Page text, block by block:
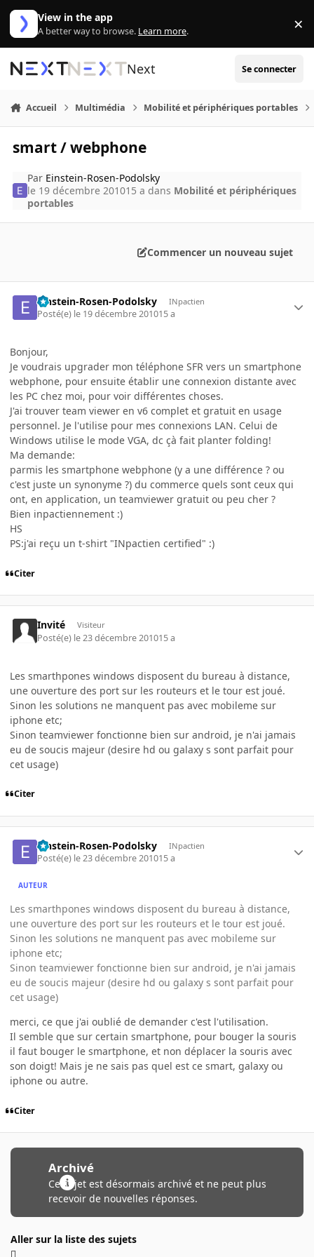
Aller au contenu
View in the app
A better way to browse. Learn more. ×
Next Se connecter
Accueil Multimédia Mobilité et périphériques portables
smart / webphone
Par Einstein-Rosen-Podolsky
le 19 décembre 201015 a dans Mobilité et périphériques
portables
Commencer un nouveau sujet
Einstein-Rosen-Podolsky INpactien
Posté(e) le 19 décembre 201015 a
Bonjour,
Je voudrais upgrader mon téléphone SFR vers un smartphone
webphone, pour ensuite établir une connexion distante avec
les PC chez moi, pour voir différentes choses.
J'ai trouver team viewer en v6 complet et gratuit en usage
personnel. Je l'utilise pour mes connexions LAN. Celui de
Windows utilise le mode VGA, dc çà fait planter folding!
Ma demande:
parmis les smartphone webphone (y a une différence ? ou
c'est juste un synonyme ?) du commerce quels sont ceux qui
ont, en application, un teamviewer gratuit ou peu cher ?
Bien inpactiennement :)
HS
PS:j'ai reçu un t-shirt "INpactien certified" :)
Citer
Invité Visiteur
Posté(e) le 23 décembre 201015 a
Les smarthpones windows disposent du bureau à distance,
une ouverture des port sur les routeurs et le tour est joué.
Sinon les solutions ne manquent pas avec mobileme sur
iphone etc;
Sinon teamviewer fonctionne bien sur android, je n'ai jamais
eu de soucis majeur (desire hd ou galaxy s sont parfait pour
cet usage)
Citer
Einstein-Rosen-Podolsky INpactien
Posté(e) le 23 décembre 201015 a
AUTEUR
Les smarthpones windows disposent du bureau à distance,
une ouverture des port sur les routeurs et le tour est joué.
Sinon les solutions ne manquent pas avec mobileme sur
iphone etc;
Sinon teamviewer fonctionne bien sur android, je n'ai jamais
eu de soucis majeur (desire hd ou galaxy s sont parfait pour
cet usage)
merci, ce que j'ai oublié de demander c'est l'utilisation.
Il semble que sur certain smartphone, pour bouger la souris
il faut bouger le smartphone, et non déplacer la souris avec
son doigt! Mais je ne sais pas quel est ce smart, galaxy ou
iphone ou autre.
Citer
Archivé
Ce sujet est désormais archivé et ne peut plus
recevoir de nouvelles réponses.
Aller sur la liste des sujets